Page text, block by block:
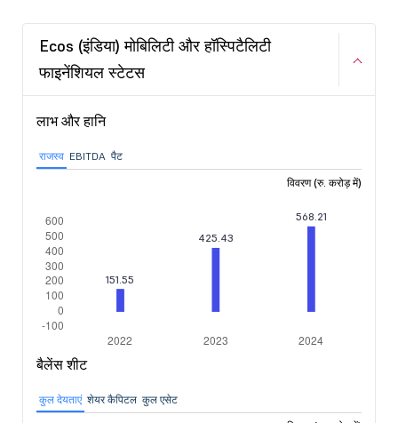
Ecos (इंडिया) मोबिलिटी और हॉस्पिटैलिटी
फाइनेंशियल स्टेटस
लाभ और हानि
राजस्व EBITDA पैट
विवरण (रु. करोड़ में)
बैलेंस शीट
कुल देयताएं शेयर कैपिटल कुल एसेट